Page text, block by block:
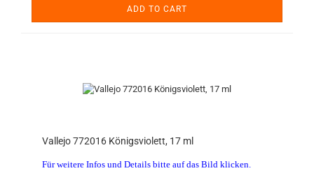
ADD TO CART
Vallejo 772016 Königsviolett, 17 ml
Für weitere Infos und Details bitte auf das Bild klicken.